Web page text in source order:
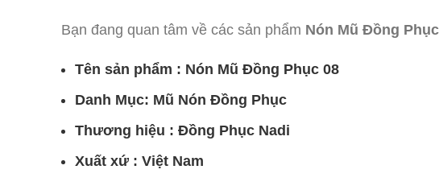
Bạn đang quan tâm về các sản phẩm Nón Mũ Đồng
Tên sản phẩm : Nón Mũ Đồng Phục 08
Danh Mục: Mũ Nón Đồng Phục
Thương hiệu : Đồng Phục Nadi
Xuất xứ : Việt Nam